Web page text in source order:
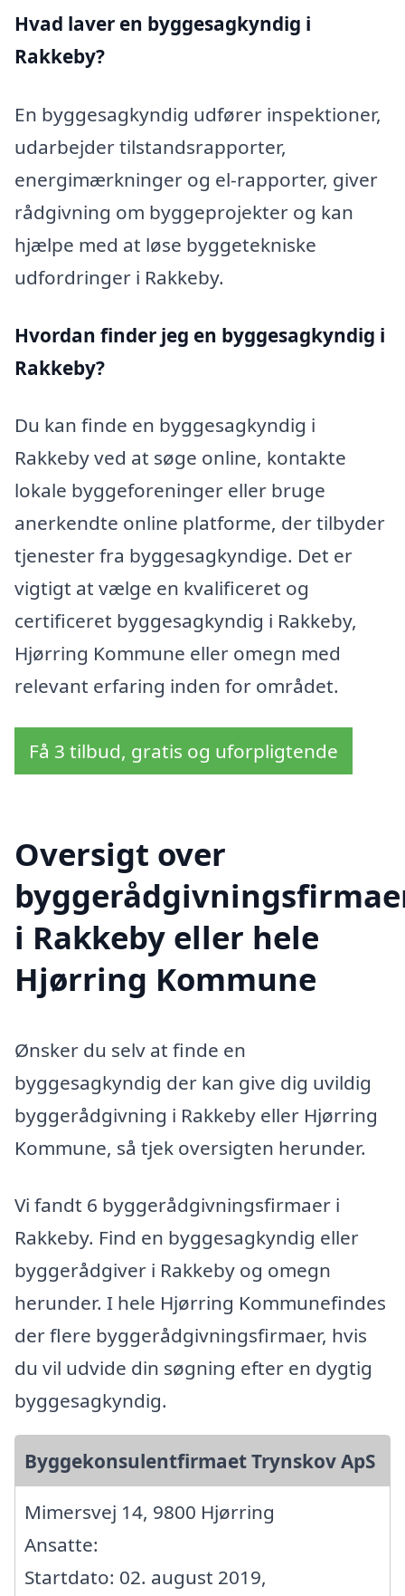
Hvad laver en byggesagkyndig i
Rakkeby?
En byggesagkyndig udfører inspektioner,
udarbejder tilstandsrapporter,
energimærkninger og el-rapporter, giver
rådgivning om byggeprojekter og kan
hjælpe med at løse byggetekniske
udfordringer i Rakkeby.
Hvordan finder jeg en byggesagkyndig i
Rakkeby?
Du kan finde en byggesagkyndig i
Rakkeby ved at søge online, kontakte
lokale byggeforeninger eller bruge
anerkendte online platforme, der tilbyder
tjenester fra byggesagkyndige. Det er
vigtigt at vælge en kvalificeret og
certificeret byggesagkyndig i Rakkeby,
Hjørring Kommune eller omegn med
relevant erfaring inden for området.
Få 3 tilbud, gratis og uforpligtende
Oversigt over
i Rakkeby eller hele
Hjørring Kommune
Ønsker du selv at finde en
byggesagkyndig der kan give dig uvildig
byggerådgivning i Rakkeby eller Hjørring
Kommune, så tjek oversigten herunder.
Vi fandt 6 byggerådgivningsfirmaer i
Rakkeby. Find en byggesagkyndig eller
byggerådgiver i Rakkeby og omegn
herunder. I hele Hjørring Kommunefindes
der flere byggerådgivningsfirmaer, hvis
du vil udvide din søgning efter en dygtig
byggesagkyndig.
Byggekonsulentfirmaet Trynskov ApS
Mimersvej 14, 9800 Hjørring
Ansatte:
Startdato: 02. august 2019,